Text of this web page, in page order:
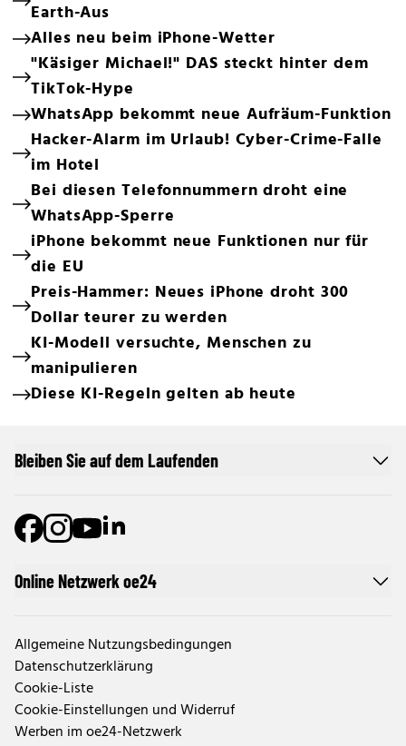
Earth-Aus
Alles neu beim iPhone-Wetter
"Käsiger Michael!" DAS steckt hinter dem
TikTok-Hype
WhatsApp bekommt neue Aufräum-Funktion
Hacker-Alarm im Urlaub! Cyber-Crime-Falle
im Hotel
Bei diesen Telefonnummern droht eine
WhatsApp-Sperre
iPhone bekommt neue Funktionen nur für
die EU
Preis-Hammer: Neues iPhone droht 300
Dollar teurer zu werden
KI-Modell versuchte, Menschen zu
manipulieren
Diese KI-Regeln gelten ab heute
Online Netzwerk oe24
Allgemeine Nutzungsbedingungen
Datenschutzerklärung
Cookie-Liste
Cookie-Einstellungen und Widerruf
Werben im oe24-Netzwerk
Bleiben Sie auf dem Laufenden